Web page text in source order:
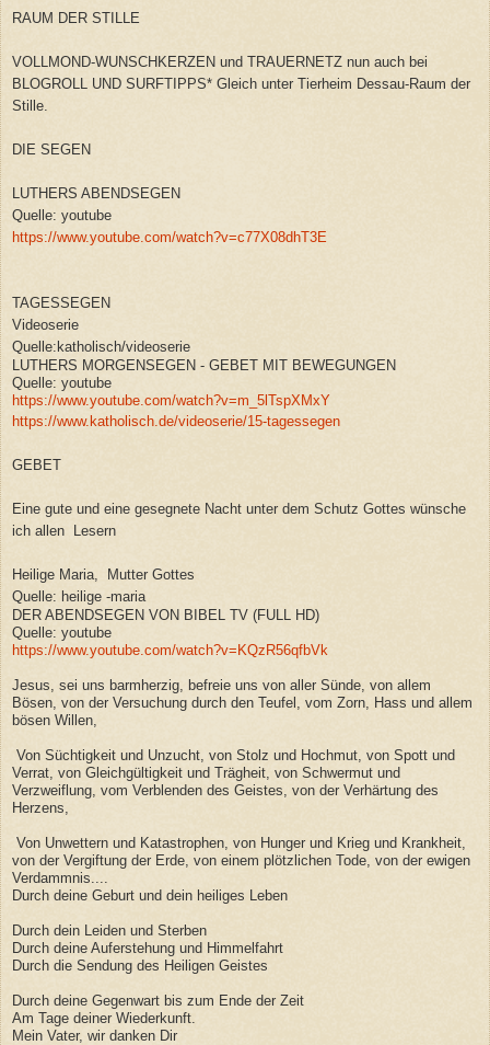
RAUM DER STILLE
VOLLMOND-WUNSCHKERZEN und TRAUERNETZ nun auch bei
BLOGROLL UND SURFTIPPS* Gleich unter Tierheim Dessau-Raum der
Stille.
DIE SEGEN
LUTHERS ABENDSEGEN
Quelle: youtube
https://www.youtube.com/watch?v=c77X08dhT3E
LUTHERS MORGENSEGEN - GEBET MIT BEWEGUNGEN
Quelle: youtube
https://www.youtube.com/watch?v=m_5lTspXMxY
TAGESSEGEN
Videoserie
Quelle:katholisch/videoserie
https://www.katholisch.de/videoserie/15-tagessegen
GEBET
DER ABENDSEGEN VON BIBEL TV (FULL HD)
Quelle: youtube
https://www.youtube.com/watch?v=KQzR56qfbVk
Jesus, sei uns barmherzig, befreie uns von aller Sünde, von allem
Bösen, von der Versuchung durch den Teufel, vom Zorn, Hass und allem
bösen Willen,
Von Süchtigkeit und Unzucht, von Stolz und Hochmut, von Spott und
Verrat, von Gleichgültigkeit und Trägheit, von Schwermut und
Verzweiflung, vom Verblenden des Geistes, von der Verhärtung des
Herzens,
Von Unwettern und Katastrophen, von Hunger und Krieg und Krankheit,
von der Vergiftung der Erde, von einem plötzlichen Tode, von der ewigen
Verdammnis....
Durch deine Geburt und dein heiliges Leben
Durch dein Leiden und Sterben
Durch deine Auferstehung und Himmelfahrt
Durch die Sendung des Heiligen Geistes
Durch deine Gegenwart bis zum Ende der Zeit
Am Tage deiner Wiederkunft.
Mein Vater, wir danken Dir
Eine gute und eine gesegnete Nacht unter dem Schutz Gottes wünsche
ich allen Lesern
Heilige Maria, Mutter Gottes
Quelle: heilige -maria